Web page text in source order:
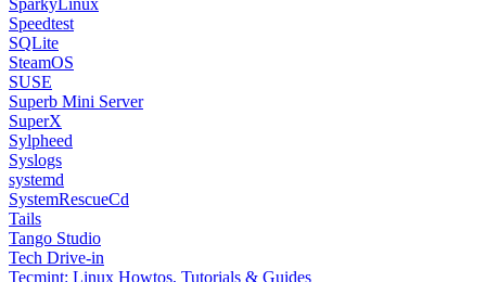
Speedtest
SQLite
SteamOS
SUSE
Superb Mini Server
SuperX
Sylpheed
Syslogs
systemd
SystemRescueCd
Tails
Tango Studio
Tech Drive-in
Tecmint: Linux Howtos, Tutorials & Guides